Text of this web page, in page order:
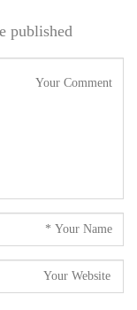
published.